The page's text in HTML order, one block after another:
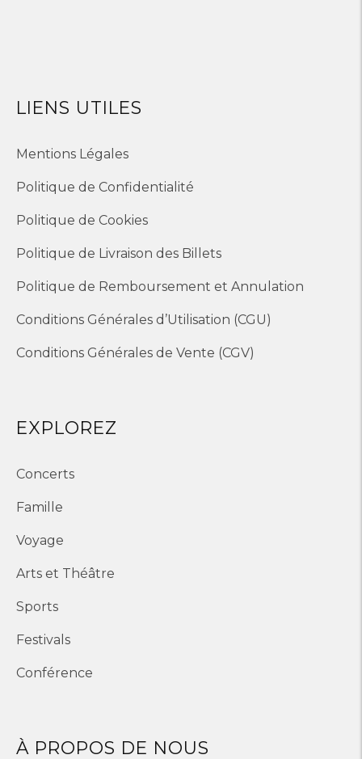
LIENS UTILES
Mentions Légales
Politique de Confidentialité
Politique de Cookies
Politique de Livraison des Billets
Politique de Remboursement et Annulation
Conditions Générales d’Utilisation (CGU)
Conditions Générales de Vente (CGV)
EXPLOREZ
Concerts
Famille
Voyage
Arts et Théâtre
Sports
Festivals
Conférence
À PROPOS DE NOUS